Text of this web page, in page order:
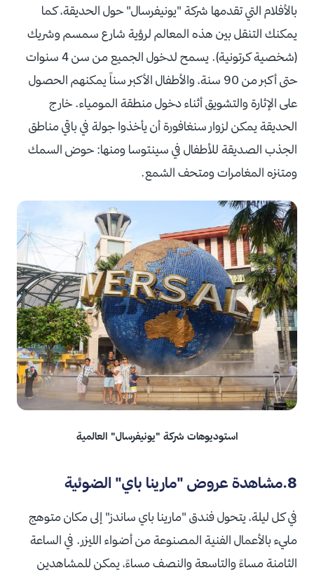
بالأفلام التي تقدمها شركة "يونيفرسال" حول الحديقة، كما
يمكنك التنقل بين هذه المعالم لرؤية شارع سمسم وشريك
(شخصية كرتونية). يسمح لدخول الجميع من سن 4 سنوات
حتى أكبر من 90 سنة، والأطفال الأكبر سناً يمكنهم الحصول
على الإثارة والتشويق أثناء دخول منطقة المومياء. خارج
الحديقة يمكن لزوار سنغافورة أن يأخذوا جولة في باقي مناطق
الجذب الصديقة للأطفال في سينتوسا ومنها: حوض السمك
ومتنزه المغامرات ومتحف الشمع.
استوديوهات شركة "يونيفرسال" العالمية
8.مشاهدة عروض "مارينا باي" الضوئية
في كل ليلة، يتحول فندق "مارينا باي ساندز" إلى مكان متوهج
مليء بالأعمال الفنية المصنوعة من أضواء الليزر. في الساعة
الثامنة مساءً والتاسعة والنصف مساءً، يمكن للمشاهدين